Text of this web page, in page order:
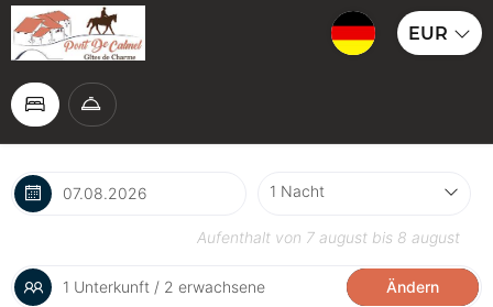
EUR
Aufenthalt von 7 august bis 8 august
1 Unterkunft / 2 erwachsene Ändern